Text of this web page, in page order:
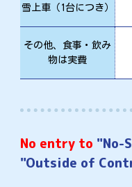
雪上車（1台につき）
その他、食事・飲み
物は実費
No entry to "No-
"Outside of